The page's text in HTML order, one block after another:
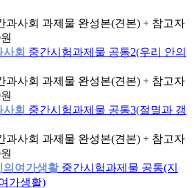
과사회 과제물 완성본(견본) + 참고자
사회 중간시험과제물 공통2(우리 안의
과사회 과제물 완성본(견본) + 참고자
사회 중간시험과제물 공통3(절멸과 갱
과사회 과제물 완성본(견본) + 참고자
의여가생활 중간시험과제물 공통(지
가생활)